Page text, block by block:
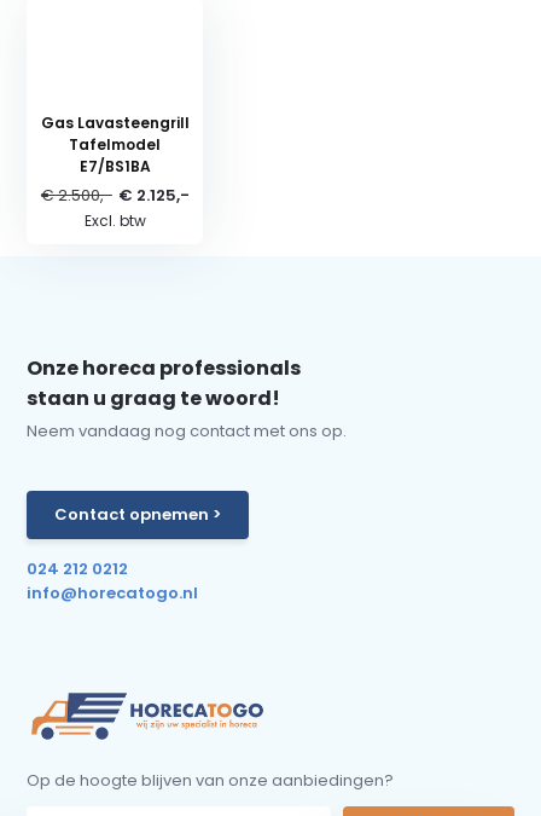
Gas Lavasteengrill
Tafelmodel
E7/BS1BA
€ 2.500,- € 2.125,-
Excl. btw
Onze horeca professionals
staan u graag te woord!
Neem vandaag nog contact met ons op.
Contact opnemen >
024 212 0212
info@horecatogo.nl
Op de hoogte blijven van onze aanbiedingen?